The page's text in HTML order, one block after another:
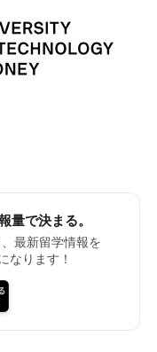
量で決まる。
最新留学情報を
なります！